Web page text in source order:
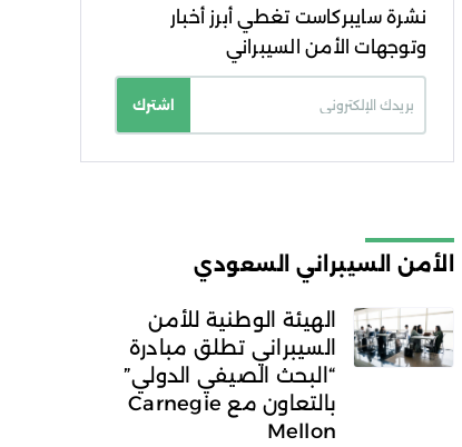
نشرة سايبركاست تغطي أبرز أخبار
وتوجهات الأمن السيبراني
اشترك
الخصوصية
الأمن السيبراني السعودي
الهيئة الوطنية للأمن
السيبراني تطلق مبادرة
“البحث الصيفي الدولي”
بالتعاون مع Carnegie
Mellon